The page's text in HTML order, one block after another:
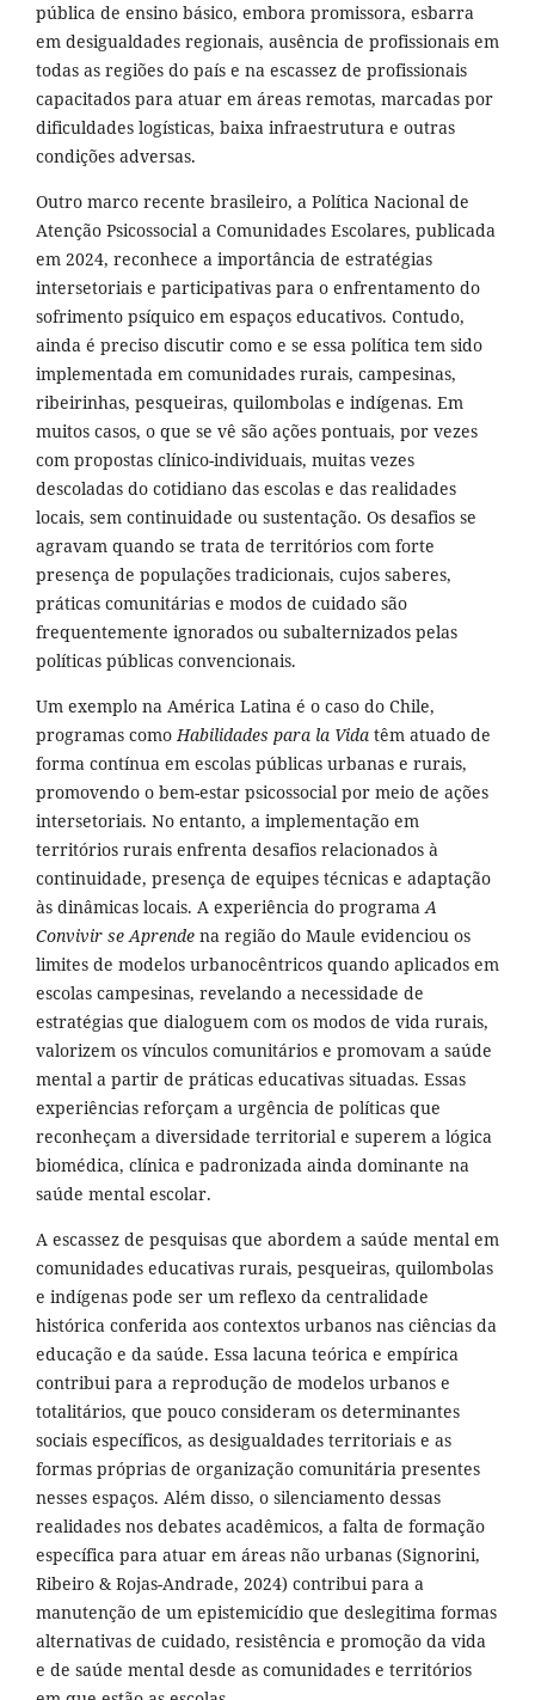
pública de ensino básico, embora promissora, esbarra
em desigualdades regionais, ausência de profissionais em
todas as regiões do país e na escassez de profissionais
capacitados para atuar em áreas remotas, marcadas por
dificuldades logísticas, baixa infraestrutura e outras
condições adversas.
Outro marco recente brasileiro, a Política Nacional de
Atenção Psicossocial a Comunidades Escolares, publicada
em 2024, reconhece a importância de estratégias
intersetoriais e participativas para o enfrentamento do
sofrimento psíquico em espaços educativos. Contudo,
ainda é preciso discutir como e se essa política tem sido
implementada em comunidades rurais, campesinas,
ribeirinhas, pesqueiras, quilombolas e indígenas. Em
muitos casos, o que se vê são ações pontuais, por vezes
com propostas clínico-individuais, muitas vezes
descoladas do cotidiano das escolas e das realidades
locais, sem continuidade ou sustentação. Os desafios se
agravam quando se trata de territórios com forte
presença de populações tradicionais, cujos saberes,
práticas comunitárias e modos de cuidado são
frequentemente ignorados ou subalternizados pelas
políticas públicas convencionais.
Um exemplo na América Latina é o caso do Chile,
programas comoHabilidades para la Vida têm atuado de
forma contínua em escolas públicas urbanas e rurais,
promovendo o bem-estar psicossocial por meio de ações
intersetoriais. No entanto, a implementação em
territórios rurais enfrenta desafios relacionados à
continuidade, presença de equipes técnicas e adaptação
às dinâmicas locais. A experiência do programaA
Convivir se Aprende na região do Maule evidenciou os
limites de modelos urbanocêntricos quando aplicados em
escolas campesinas, revelando a necessidade de
estratégias que dialoguem com os modos de vida rurais,
valorizem os vínculos comunitários e promovam a saúde
mental a partir de práticas educativas situadas. Essas
experiências reforçam a urgência de políticas que
reconheçam a diversidade territorial e superem a lógica
biomédica, clínica e padronizada ainda dominante na
saúde mental escolar.
A escassez de pesquisas que abordem a saúde mental em
comunidades educativas rurais, pesqueiras, quilombolas
e indígenas pode ser um reflexo da centralidade
histórica conferida aos contextos urbanos nas ciências da
educação e da saúde. Essa lacuna teórica e empírica
contribui para a reprodução de modelos urbanos e
totalitários, que pouco consideram os determinantes
sociais específicos, as desigualdades territoriais e as
formas próprias de organização comunitária presentes
nesses espaços. Além disso, o silenciamento dessas
realidades nos debates acadêmicos, a falta de formação
específica para atuar em áreas não urbanas (Signorini,
Ribeiro & Rojas-Andrade, 2024) contribui para a
manutenção de um epistemicídio que deslegitima formas
alternativas de cuidado, resistência e promoção da vida
e de saúde mental desde as comunidades e territórios